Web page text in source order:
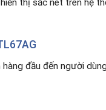
thị sắc nét trên hệ
đầu đến người